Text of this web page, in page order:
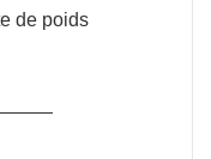
de poids